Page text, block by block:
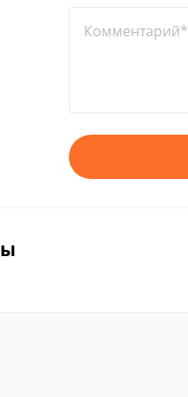
Комментарий*